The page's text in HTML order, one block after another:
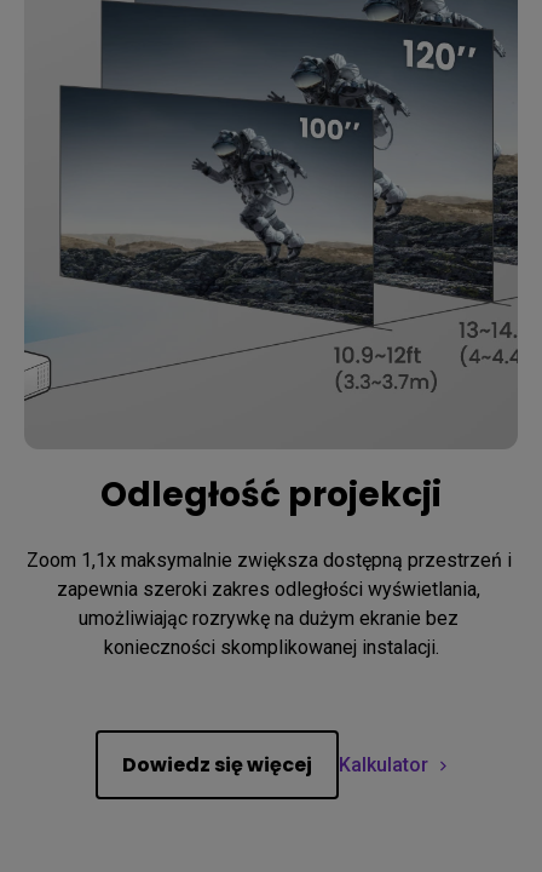
Odległość projekcji
Zoom 1,1x maksymalnie zwiększa dostępną przestrzeń i
zapewnia szeroki zakres odległości wyświetlania,
umożliwiając rozrywkę na dużym ekranie bez
konieczności skomplikowanej instalacji.
Dowiedz się więcej Kalkulator